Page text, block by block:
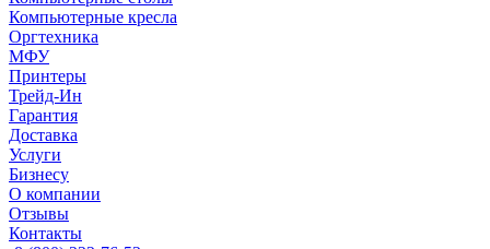
Компьютерные кресла
Оргтехника
МФУ
Принтеры
Трейд-Ин
Гарантия
Доставка
Услуги
Бизнесу
О компании
Отзывы
Контакты